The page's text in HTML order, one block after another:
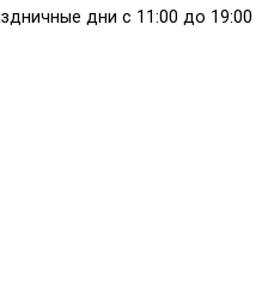
дни с 11:00 до 19:00